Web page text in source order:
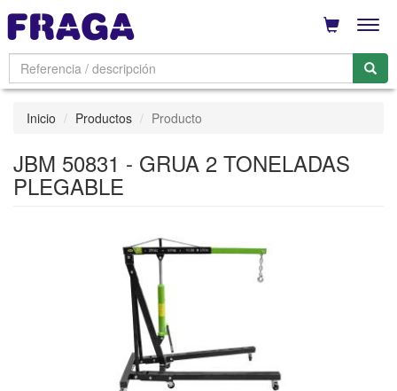
Inicio Productos Producto
JBM 50831 - GRUA 2 TONELADAS
PLEGABLE